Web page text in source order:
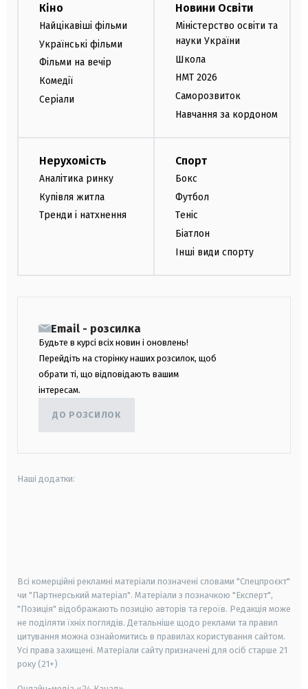
Кіно
Найцікавіші фільми
Українські фільми
Фільми на вечір
Комедії
Серіали
Новини Освіти
Міністерство освіти та
науки України
Школа
НМТ 2026
Саморозвиток
Навчання за кордоном
Нерухомість
Аналітика ринку
Купівля житла
Тренди і натхнення
Спорт
Бокс
Футбол
Теніс
Біатлон
Інші види спорту
Email - розсилка
Будьте в курсі всіх новин і оновлень!
Перейдіть на сторінку наших розсилок, щоб
обрати ті, що відповідають вашим
інтересам.
ДО РОЗСИЛОК
Наші додатки:
Всі комерційні рекламні матеріали позначені словами "Спецпроєкт"
чи "Партнерський матеріал". Матеріали з позначкою "Експерт",
"Позиція" відображають позицію авторів та героїв. Редакція може
не поділяти їхніх поглядів. Детальніше щодо реклами та правил
цитування можна ознайомитись в правилах користування сайтом.
Усі права захищені. Матеріали сайту призначені для осіб старше 21
року (21+)